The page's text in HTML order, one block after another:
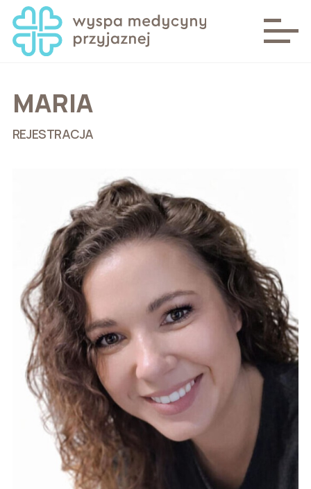
MARIA
REJESTRACJA